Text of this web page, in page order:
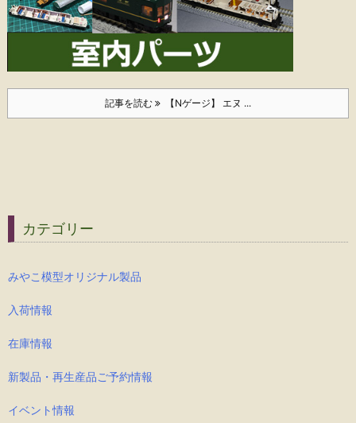
記事を読む 【Nゲージ】 エヌ ...
カテゴリー
みやこ模型オリジナル製品
入荷情報
在庫情報
新製品・再生産品ご予約情報
イベント情報